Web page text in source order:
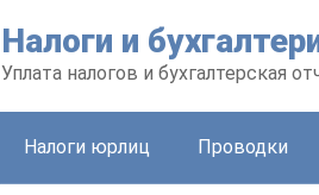
Налоги и
Уплата налогов и бухгалтерская
Налоги юрлиц Проводки